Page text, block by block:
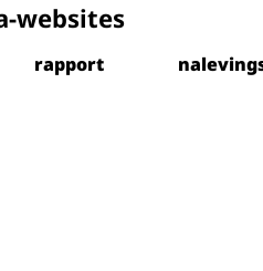
websites
rapport